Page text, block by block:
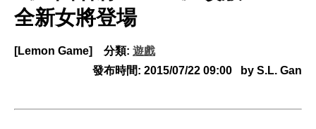
全新女將登場
[Lemon Game] 分類: 遊戲
發布時間: 2015/07/22 09:00 by S.L. Gan